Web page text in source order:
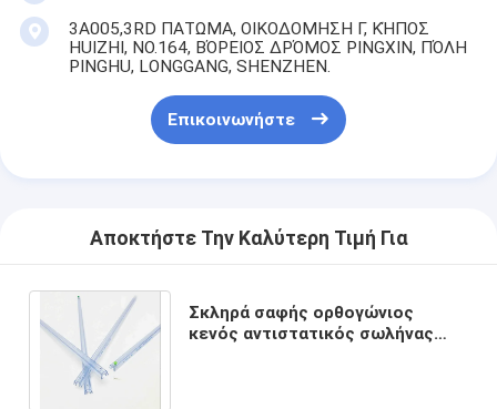
3A005,3RD ΠΑΤΩΜΑ, ΟΙΚΟΔΟΜΗΣΗ Γ, ΚΉΠΟΣ
HUIZHI, NO.164, ΒΌΡΕΙΟΣ ΔΡΌΜΟΣ PINGXIN, ΠΌΛΗ
PINGHU, LONGGANG, SHENZHEN.
Επικοινωνήστε
Αποκτήστε Την Καλύτερη Τιμή Για
Σκληρά σαφής ορθογώνιος
κενός αντιστατικός σωλήνας